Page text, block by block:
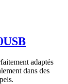
adaptés
dans des